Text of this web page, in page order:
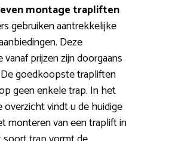
montage trapliften
gebruiken aantrekkelijke
Deze
prijzen zijn doorgaans
goedkoopste trapliften
geen enkele trap. In het
overzicht vindt u de huidige
monteren van een traplift in